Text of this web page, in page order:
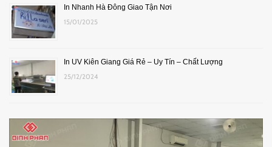
In Nhanh Hà Đông Giao Tận Nơi
15/01/2025
In UV Kiên Giang Giá Rẻ – Uy Tín – Chất Lượng
25/12/2024